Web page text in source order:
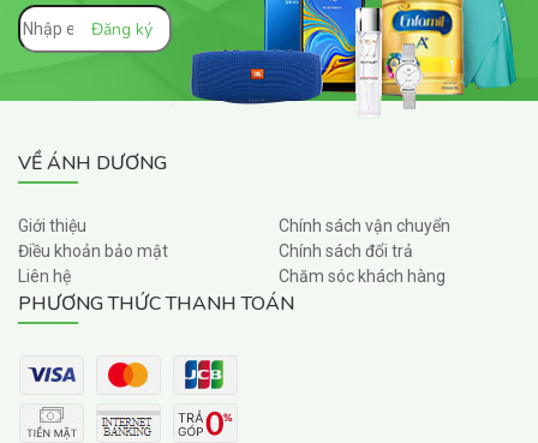
VỀ ÁNH DƯƠNG
Giới thiệu
Điều khoản bảo mật
Liên hệ
Chính sách vận chuyển
Chính sách đổi trả
Chăm sóc khách hàng
PHƯƠNG THỨC THANH TOÁN